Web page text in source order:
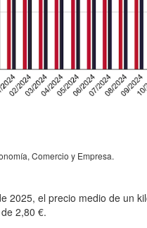
Comercio y Empresa.
2025, el precio medio de un
2,80 €.